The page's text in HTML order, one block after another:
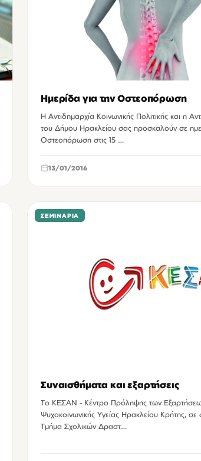
Ημερίδα για την Οστεοπόρωση
Η Αντιδημαρχία Κοινωνικής Πολιτικής και η
του Δήμου Ηρακλείου σας προσκαλούν σε
Οστεοπόρωση στις 15 …
13/01/2016
ΣΕΜΙΝΆΡΙΑ
Συναισθήματα και εξαρτήσεις
Tο ΚΕΣΑΝ - Κέντρο Πρόληψης των
Ψυχοκοινωνικής Υγείας Ηρακλείου Κρήτης, σε
Τμήμα Σχολικών Δραστ…